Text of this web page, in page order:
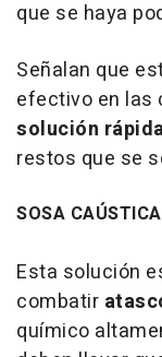
que se haya
Señalan que
efectivo en las
solución
restos que se
SOSA
Esta solución
combatir
químico